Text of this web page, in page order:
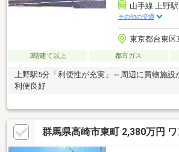
山手線 上野
その他の交通
東京都台東区
3階建て以上 都市ガス
上野駅5分「利便性が充実」～周辺に買物施
利便良好
群馬県高崎市東町 2,380万円